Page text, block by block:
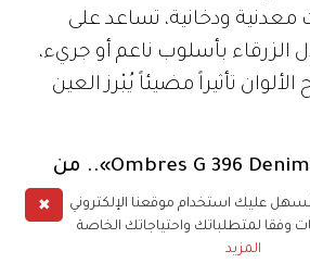
معدنية ودخانية، تساعد على
الزرقاء بأسلوب ناعم أو جريء،
تأثيراً مضيئاً يُبْرز العين
- لوحة «Ombres G 396 Denim Blossom».. من
✖
عليك استخدام موقعنا الإلكتروني
وفقا لمتطلباتك واحتياجاتك الخاصة
المزيد